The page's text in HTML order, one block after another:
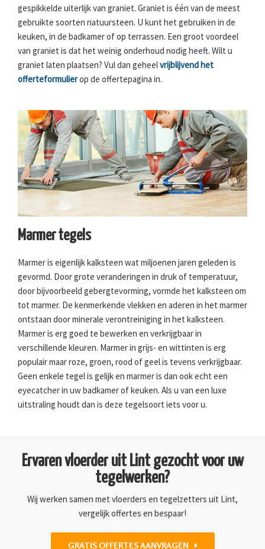
gespikkelde uiterlijk van graniet. Graniet is één van de meest
gebruikte soorten natuursteen. U kunt het gebruiken in de
keuken, in de badkamer of op terrassen. Een groot voordeel
van graniet is dat het weinig onderhoud nodig heeft. Wilt u
graniet laten plaatsen? Vul dan geheelvrijblijvend het
offerteformulierop de offertepagina in.
Marmer tegels
Marmer is eigenlijk kalksteen wat miljoenen jaren geleden is
gevormd. Door grote veranderingen in druk of temperatuur,
door bijvoorbeeld gebergtevorming, vormde het kalksteen om
tot marmer. De kenmerkende vlekken en aderen in het marmer
ontstaan door minerale verontreiniging in het kalksteen.
Marmer is erg goed te bewerken en verkrijgbaar in
verschillende kleuren. Marmer in grijs- en wittinten is erg
populair maar roze, groen, rood of geel is tevens verkrijgbaar.
Geen enkele tegel is gelijk en marmer is dan ook echt een
eyecatcher in uw badkamer of keuken. Als u van een luxe
uitstraling houdt dan is deze tegelsoort iets voor u.
Ervaren vloerder uit Lint gezocht voor uw
tegelwerken?
Wij werken samen met vloerders en tegelzetters uit Lint,
vergelijk offertes en bespaar!
GRATIS OFFERTES AANVRAGEN